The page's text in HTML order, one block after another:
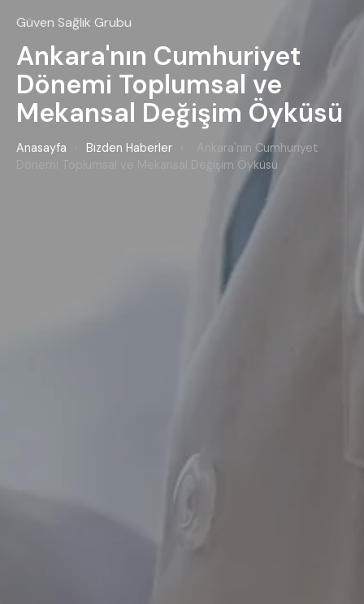
Güven Sağlık Grubu
Ankara'nın Cumhuriyet
Dönemi Toplumsal ve
Mekansal Değişim Öyküsü
Anasayfa Bizden Haberler
Ankara'nın Cumhuriyet
Dönemi Toplumsal ve Mekansal Değişim Öyküsü